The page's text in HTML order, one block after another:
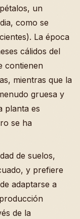
un
como se
La época
cálidos del
contienen
mientras que la
gruesa y
planta es
se ha
de suelos,
y prefiere
adaptarse a
de la